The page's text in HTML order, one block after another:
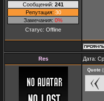
Сообщений: 241
Репутация: 30
Замечания: 0%
Статус: Offline
Res Дата:
Quote (